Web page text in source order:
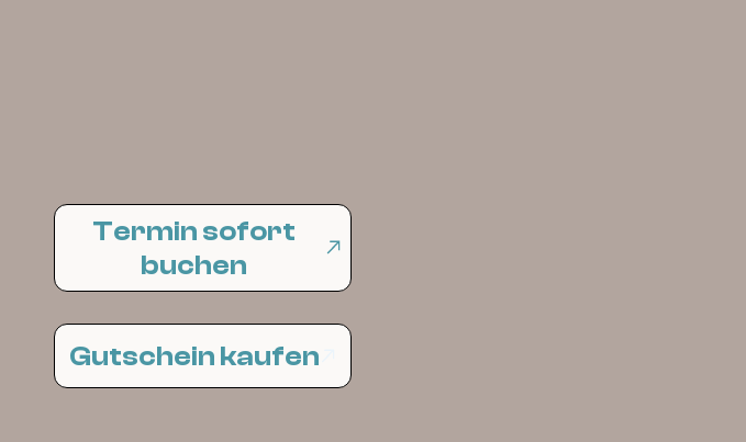
Termin sofort
buchen
Gutschein kaufen